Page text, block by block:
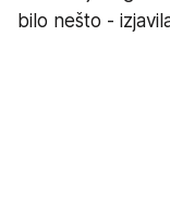
bilo nešto -